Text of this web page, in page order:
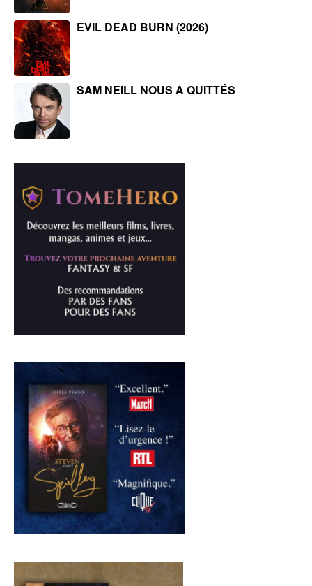
EVIL DEAD BURN (2026)
SAM NEILL NOUS A QUITTÉS